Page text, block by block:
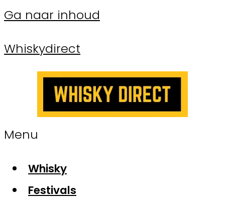
Ga naar inhoud
Whiskydirect
Menu
Whisky
Festivals